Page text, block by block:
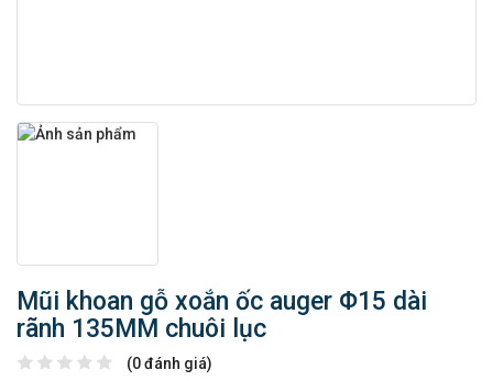
Mũi khoan gỗ xoắn ốc auger Φ15 dài
rãnh 135MM chuôi lục
(0 đánh giá)